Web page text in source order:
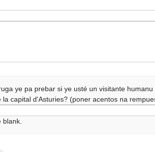
ye pa prebar si ye usté un visitante
la capital d'Asturies? (poner acentos na
blank.